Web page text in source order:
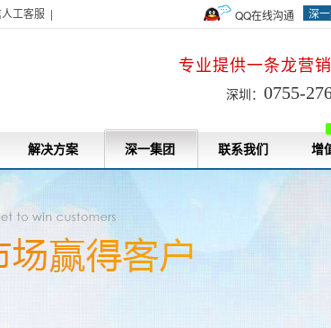
深
工客服 | QQ在线沟通
专业提供一条龙营
深圳： 0755-
解决方案 深一集团 联系我们 增